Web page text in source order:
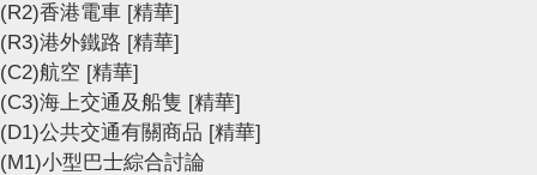
(R2)香港電車 [精華]
(R3)港外鐵路 [精華]
(C2)航空 [精華]
(C3)海上交通及船隻 [精華]
(D1)公共交通有關商品 [精華]
(M1)小型巴士綜合討論